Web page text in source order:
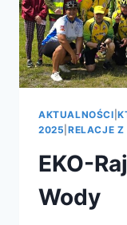
AKTUALNOŚCI |
2025 RELACJE Z
EKO-
Wody